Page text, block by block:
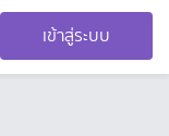
เข้าสู่ระบบ